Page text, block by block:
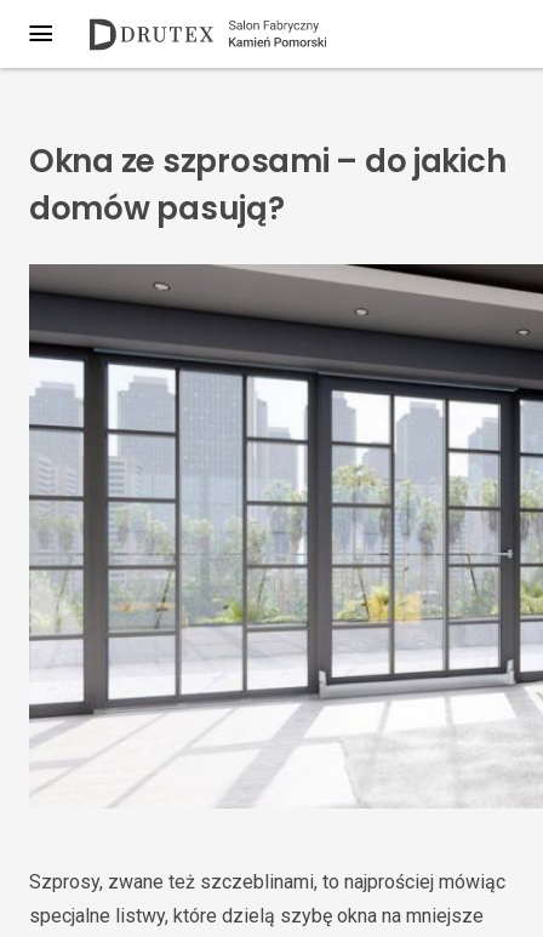
Okna ze szprosami – do jakich
domów pasują?
Szprosy, zwane też szczeblinami, to najprościej mówiąc
specjalne listwy, które dzielą szybę okna na mniejsze